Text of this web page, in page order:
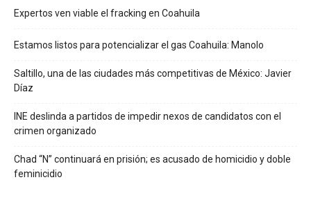
Expertos ven viable el fracking en Coahuila
Estamos listos para potencializar el gas Coahuila: Manolo
Saltillo, una de las ciudades más competitivas de México: Javier
Díaz
INE deslinda a partidos de impedir nexos de candidatos con el
crimen organizado
Chad “N” continuará en prisión; es acusado de homicidio y doble
feminicidio